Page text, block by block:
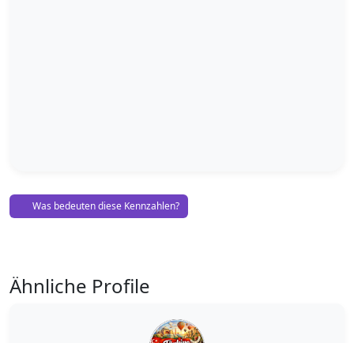
Was bedeuten diese Kennzahlen?
Ähnliche Profile